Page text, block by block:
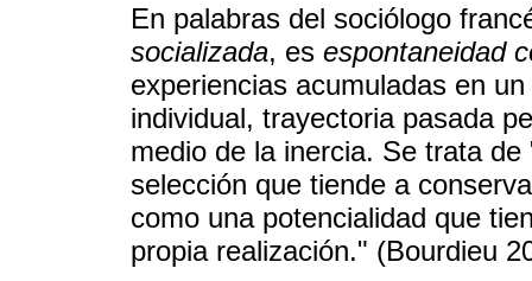
En palabras del sociólogo
socializada, es espontaneidad
experiencias acumuladas en
individual, trayectoria pasada
medio de la inercia. Se trata
selección que tiende a
como una potencialidad que
propia realización." (Bourdieu